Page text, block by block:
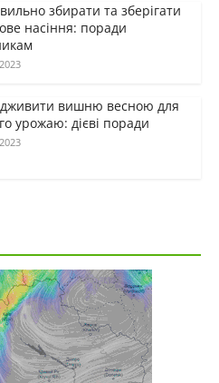
збирати та зберігати
насіння: поради
вишню весною для
урожаю: дієві поради